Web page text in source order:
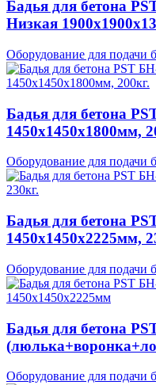
Бадья для бетона
Низкая
Оборудование для подачи
Бадья для бетона
1450х1450х1800мм,
Оборудование для подачи
Бадья для бетона
1450х1450х2225мм,
Оборудование для подачи
Бадья для бетона
Оборудование для подачи